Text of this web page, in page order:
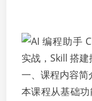
一、课程内容简
本课程从基础